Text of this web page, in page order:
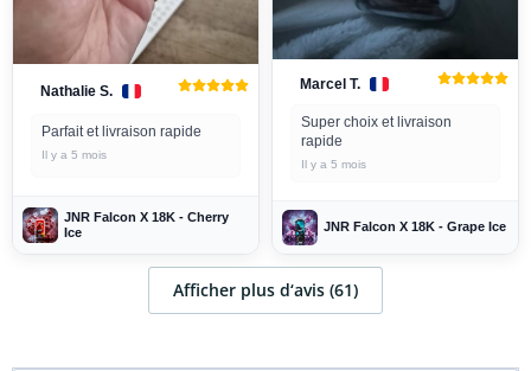
Nathalie S.
Parfait et livraison rapide
Il y a 5 mois
JNR Falcon X 18K - Cherry
Ice
Marcel T.
Super choix et livraison
rapide
Il y a 5 mois
JNR Falcon X 18K - Grape Ice
Afficher plus d‘avis (61)